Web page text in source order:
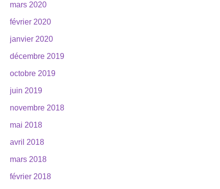
mars 2020
février 2020
janvier 2020
décembre 2019
octobre 2019
juin 2019
novembre 2018
mai 2018
avril 2018
mars 2018
février 2018